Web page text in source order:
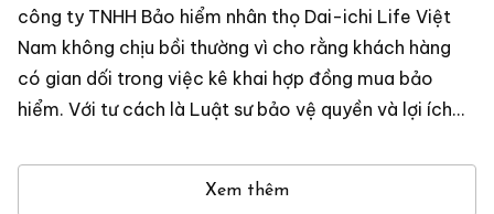
công ty TNHH Bảo hiểm nhân thọ Dai-ichi Life Việt
Nam không chịu bồi thường vì cho rằng khách hàng
có gian dối trong việc kê khai hợp đồng mua bảo
hiểm. Với tư cách là Luật sư bảo vệ quyền và lợi ích
Minh Long (Giám đốc Công ty Luật DRAGON) đã
tham gia xác minh, thu thập chứng cư; bảo vệ quyền
Xem thêm